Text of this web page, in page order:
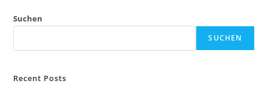
Suchen
SUCHEN
Recent Posts